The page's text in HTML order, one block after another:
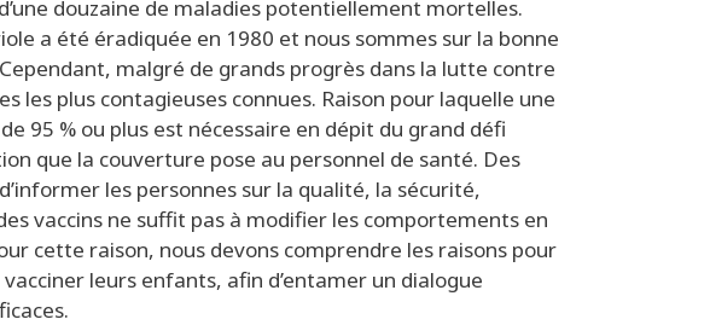
douzaine de maladies potentiellement mortelles.
a été éradiquée en 1980 et nous sommes sur la bonne
malgré de grands progrès dans la lutte contre
les plus contagieuses connues. Raison pour laquelle une
95 % ou plus est nécessaire en dépit du grand défi
que la couverture pose au personnel de santé. Des
les personnes sur la qualité, la sécurité,
vaccins ne suffit pas à modifier les comportements en
cette raison, nous devons comprendre les raisons pour
leurs enfants, afin d’entamer un dialogue